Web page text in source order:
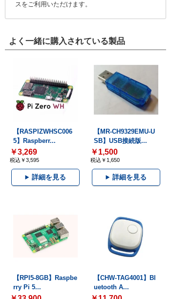
スをご利用いただけます。
よく一緒に購入されている製品
【RASPIZWHSC006
5】Raspberr...
￥3,269
税込￥3,595
詳細を見る
【MR-CH9329EMU-U
SB】USB接続版...
￥1,500
税込￥1,650
詳細を見る
【RPI5-8GB】Raspbe
rry Pi 5...
【CHW-TAG4001】Bl
uetooth A...